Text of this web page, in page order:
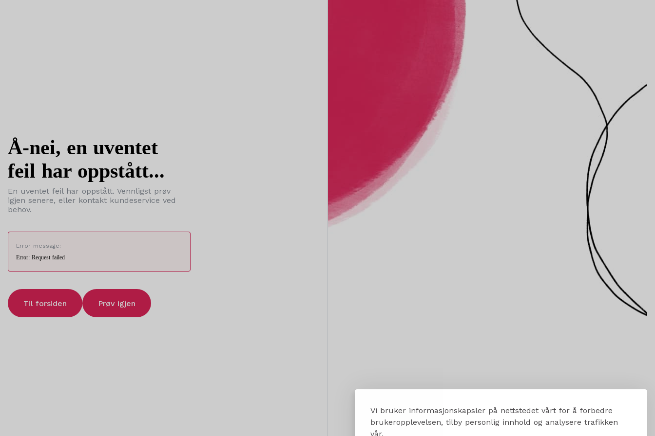
Vi bruker informasjonskapsler på nettstedet vårt for å forbedre
brukeropplevelsen, tilby personlig innhold og analysere trafikken
vår.
Å-nei, en uventet
feil har oppstått...
En uventet feil har oppstått. Vennligst prøv
igjen senere, eller kontakt kundeservice ved
behov.
Error message:
Error: Request failed
Til forsiden Prøv igjen